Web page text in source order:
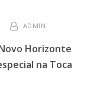
ADMIN
Horizonte
na Toca